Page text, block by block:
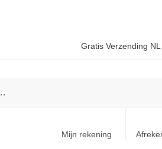
Gratis Verzending
Mijn rekening